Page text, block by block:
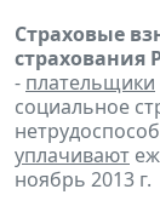
Страховые
страхования
- плательщики
социальное
уплачивают
ноябрь 2013 г.